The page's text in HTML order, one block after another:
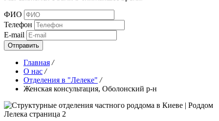
ФИО
Телефон
E-mail
Отправить
Главная /
О нас /
Отделения в "Лелеке" /
Женская консультация, Оболонский р-н